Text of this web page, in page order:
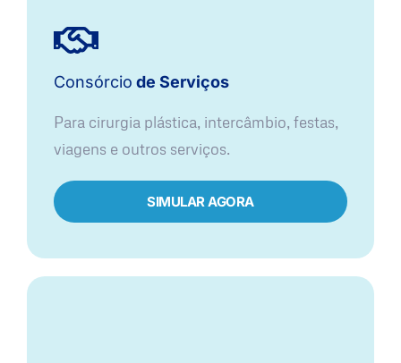
Consórcio de Serviços
Para cirurgia plástica, intercâmbio, festas,
viagens e outros serviços.
SIMULAR AGORA